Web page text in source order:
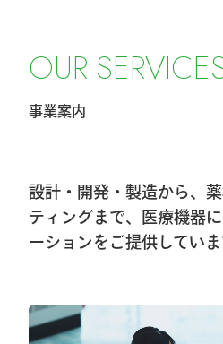
せ
2026.2.20
2026.1.8
第40回東日本手外科研究
2026.1.7
OUR SERVICE
事業案内
設計・開発・製造から、
ティングまで、医療機器
ーションをご提供していま